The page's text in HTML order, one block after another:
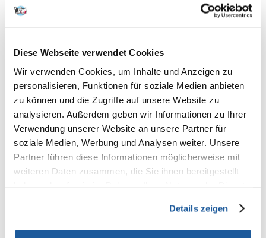
Diese Webseite verwendet Cookies
Wir verwenden Cookies, um Inhalte und Anzeigen zu
personalisieren, Funktionen für soziale Medien anbieten
zu können und die Zugriffe auf unsere Website zu
analysieren. Außerdem geben wir Informationen zu Ihrer
Verwendung unserer Website an unsere Partner für
soziale Medien, Werbung und Analysen weiter. Unsere
Partner führen diese Informationen möglicherweise mit
weiteren Daten zusammen, die Sie ihnen bereitgestellt
Details zeigen
€12.94